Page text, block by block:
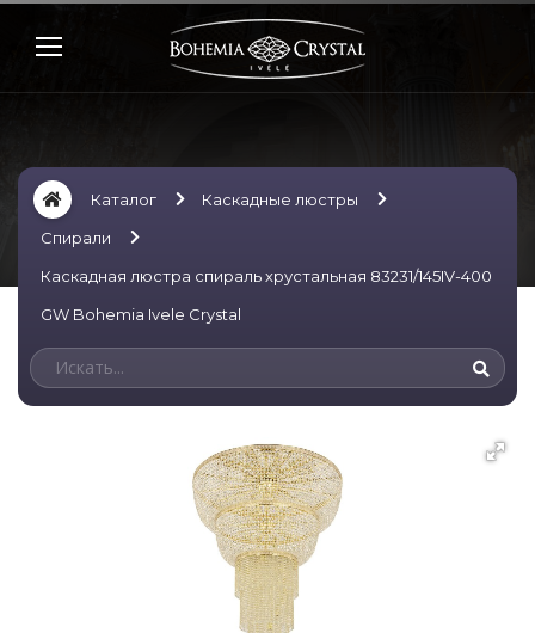
Каталог
Каскадные люстры
Спирали
Каскадная люстра спираль хрустальная 83231/145IV-400
GW Bohemia Ivele Crystal